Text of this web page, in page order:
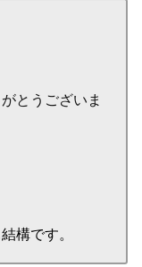
とうございま
構です。